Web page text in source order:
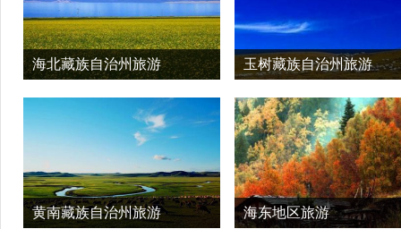
海北藏族自治州旅游 玉树藏族自治州旅游
黄南藏族自治州旅游 海东地区旅游